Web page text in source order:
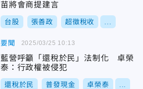
苗將會商提建言
台股 張善政 超徵稅收
要聞
藍營呼籲「還稅於民」法制化 卓榮
泰：行政權被侵犯
還稅於民 普發現金 卓榮泰
2025/03/25 10:13